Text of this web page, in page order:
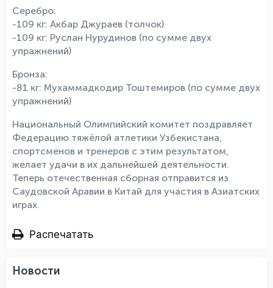
Серебро:
-109 кг: Акбар Джураев (толчок)
-109 кг: Руслан Нурудинов (по сумме двух
упражнений)
Бронза:
-81 кг: Мухаммадкодир Тоштемиров (по сумме двух
упражнений)
Национальный Олимпийский комитет поздравляет
Федерацию тяжёлой атлетики Узбекистана,
спортсменов и тренеров с этим результатом,
желает удачи в их дальнейшей деятельности.
Теперь отечественная сборная отправится из
Саудовской Аравии в Китай для участия в Азиатских
играх.
Распечатать
Новости